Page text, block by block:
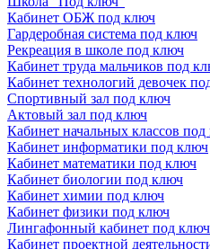
Кабинет ОБЖ под ключ
Гардеробная система под ключ
Рекреация в школе под ключ
Кабинет труда мальчиков под
Кабинет технологий девочек
Спортивный зал под ключ
Актовый зал под ключ
Кабинет начальных классов
Кабинет информатики под ключ
Кабинет математики под ключ
Кабинет биологии под ключ
Кабинет химии под ключ
Кабинет физики под ключ
Лингафонный кабинет под ключ
Кабинет проектной